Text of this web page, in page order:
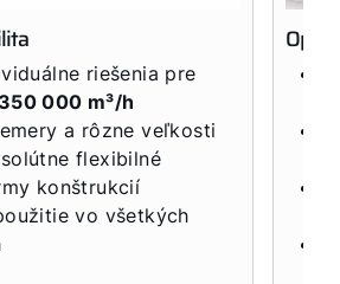
riešenia pre
350 000 m³/h
a rôzne veľkosti
flexibilné
konštrukcií
vo všetkých